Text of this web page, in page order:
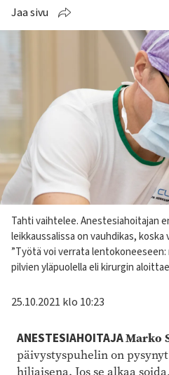
Jaa sivu
Kuvateksti
Tahti vaihtelee. Anestesiahoitajan
leikkaussalissa on vauhdikas,
”Työtä voi verrata
pilvien yläpuolella eli kirurgin
25.10.2021 klo 10:23
ANESTESIAHOITAJAMarko
päivystyspuhelin on
hiljaisena. Jos se alkaa